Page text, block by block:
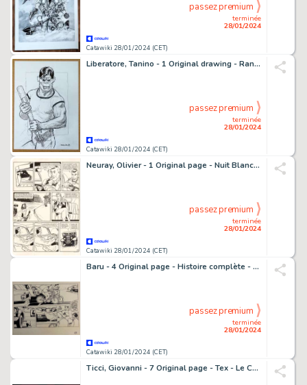
Catawiki 28/01/2024 (CET)
terminée
28/01/2024
passez premium
Liberatore, Tanino - 1 Original drawing - RanXerox - La Batte de baseball
Catawiki 28/01/2024 (CET)
terminée
28/01/2024
passez premium
Neuray, Olivier - 1 Original page - Nuit Blanche T1 - Les Spectres du Tsar - 1989
Catawiki 28/01/2024 (CET)
terminée
28/01/2024
passez premium
Baru - 4 Original page - Histoire complète - Le Pilote - (années 1980)
Catawiki 28/01/2024 (CET)
terminée
28/01/2024
passez premium
Ticci, Giovanni - 7 Original page - Tex - Le Colline del Vento - 1990